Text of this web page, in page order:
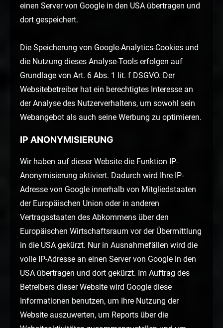
einen Server von Google in den USA übertragen und
dort gespeichert.
Die Speicherung von Google-Analytics-Cookies und
die Nutzung dieses Analyse-Tools erfolgen auf
Grundlage von Art. 6 Abs. 1 lit. f DSGVO. Der
Websitebetreiber hat ein berechtigtes Interesse an
der Analyse des Nutzerverhaltens, um sowohl sein
Webangebot als auch seine Werbung zu optimieren.
IP ANONYMISIERUNG
Wir haben auf dieser Website die Funktion IP-
Anonymisierung aktiviert. Dadurch wird Ihre IP-
Adresse von Google innerhalb von Mitgliedstaaten
der Europäischen Union oder in anderen
Vertragsstaaten des Abkommens über den
Europäischen Wirtschaftsraum vor der Übermittlung
in die USA gekürzt. Nur in Ausnahmefällen wird die
volle IP-Adresse an einen Server von Google in den
USA übertragen und dort gekürzt. Im Auftrag des
Betreibers dieser Website wird Google diese
Informationen benutzen, um Ihre Nutzung der
Website auszuwerten, um Reports über die